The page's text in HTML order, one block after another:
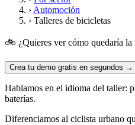
› Automoción
› Talleres de bicicletas
🚲 ¿Quieres ver cómo quedaría
Crea tu demo gratis en segundos →
Hablamos en el idioma del taller:
baterías.
Diferenciamos al ciclista urbano